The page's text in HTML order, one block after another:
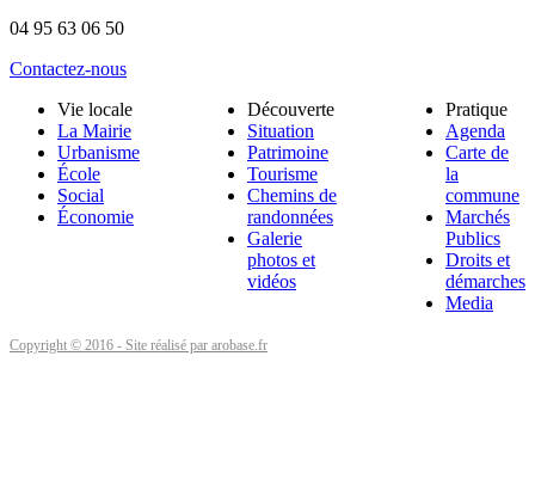
04 95 63 06 50
Contactez-nous
Vie locale
La Mairie
Urbanisme
École
Social
Économie
Découverte
Situation
Patrimoine
Tourisme
Chemins de
randonnées
Galerie
photos et
vidéos
Pratique
Agenda
Carte de
la
commune
Marchés
Publics
Droits et
démarches
Media
Copyright © 2016 - Site réalisé par arobase.fr